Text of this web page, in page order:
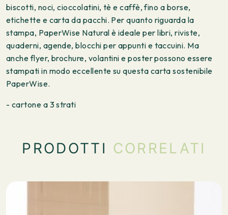
biscotti, noci, cioccolatini, tè e caffè, fino a borse,
etichette e carta da pacchi. Per quanto riguarda la
stampa, PaperWise Natural è ideale per libri, riviste,
quaderni, agende, blocchi per appunti e taccuini. Ma
anche flyer, brochure, volantini e poster possono essere
stampati in modo eccellente su questa carta sostenibile
PaperWise.
- cartone a 3 strati
PRODOTTI CORRELATI